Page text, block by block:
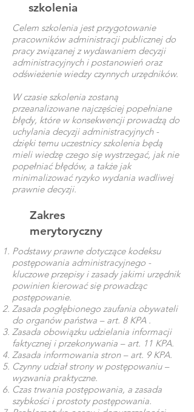
szkolenia
Celem szkolenia jest przygotowanie
pracowników administracji publicznej do
pracy związanej z wydawaniem decyzji
administracyjnych i postanowień oraz
odświeżenie wiedzy czynnych urzędników.
W czasie szkolenia zostaną
przeanalizowane najczęściej popełniane
błędy, które w konsekwencji prowadzą do
uchylania decyzji administracyjnych -
dzięki temu uczestnicy szkolenia będą
mieli wiedzę czego się wystrzegać, jak nie
popełniać błędów, a także jak
minimalizować ryzyko wydania wadliwej
prawnie decyzji.
Zakres
merytoryczny
Podstawy prawne dotyczące kodeksu
postępowania administracyjnego -
kluczowe przepisy i zasady jakimi urzędnik
powinien kierować się prowadząc
postępowanie.
Zasada pogłębionego zaufania obywateli
do organów państwa – art. 8 KPA .
Zasada obowiązku udzielania informacji
faktycznej i przekonywania – art. 11 KPA.
Zasada informowania stron – art. 9 KPA.
Czynny udział strony w postępowaniu –
wyzwania praktyczne.
Czas trwania postępowania, a zasada
szybkości i prostoty postępowania.